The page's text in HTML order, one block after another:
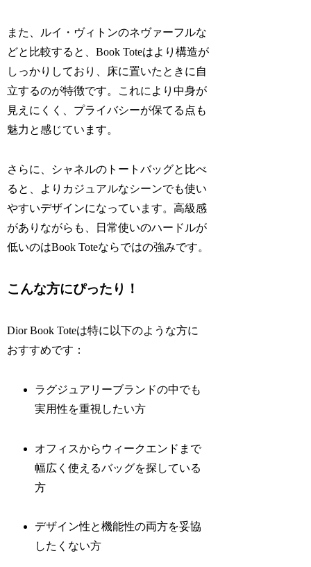
また、ルイ・ヴィトンのネヴァーフルな
どと比較すると、Book Toteはより構造が
しっかりしており、床に置いたときに自
立するのが特徴です。これにより中身が
見えにくく、プライバシーが保てる点も
魅力と感じています。
さらに、シャネルのトートバッグと比べ
ると、よりカジュアルなシーンでも使い
やすいデザインになっています。高級感
がありながらも、日常使いのハードルが
低いのはBook Toteならではの強みです。
こんな方にぴったり！
Dior Book Toteは特に以下のような方に
おすすめです：
ラグジュアリーブランドの中でも
実用性を重視したい方
オフィスからウィークエンドまで
幅広く使えるバッグを探している
方
デザイン性と機能性の両方を妥協
したくない方